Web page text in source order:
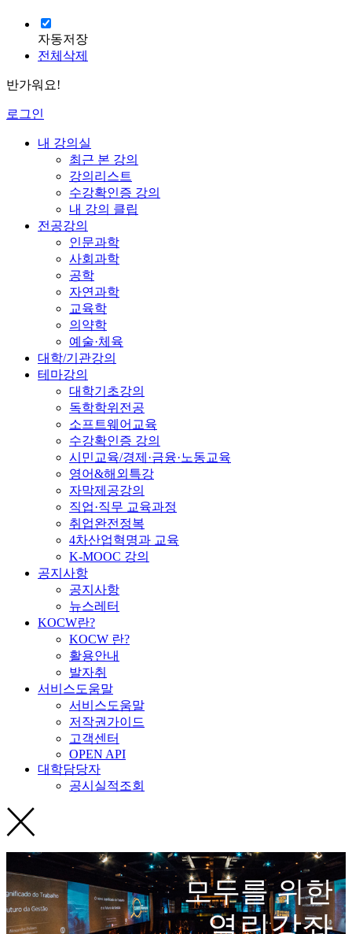
자동저장
전체삭제
반가워요!
로그인
내 강의실
최근 본 강의
강의리스트
수강확인증 강의
내 강의 클립
전공강의
인문과학
사회과학
공학
자연과학
교육학
의약학
예술·체육
대학/기관강의
테마강의
대학기초강의
독학학위전공
소프트웨어교육
수강확인증 강의
시민교육/경제·금융·노동교육
영어&해외특강
자막제공강의
직업·직무 교육과정
취업완전정복
4차산업혁명과 교육
K-MOOC 강의
공지사항
공지사항
뉴스레터
KOCW란?
KOCW 란?
활용안내
발자취
서비스도움말
서비스도움말
저작권가이드
고객센터
OPEN API
대학담당자
공시실적조회
모두를 위한